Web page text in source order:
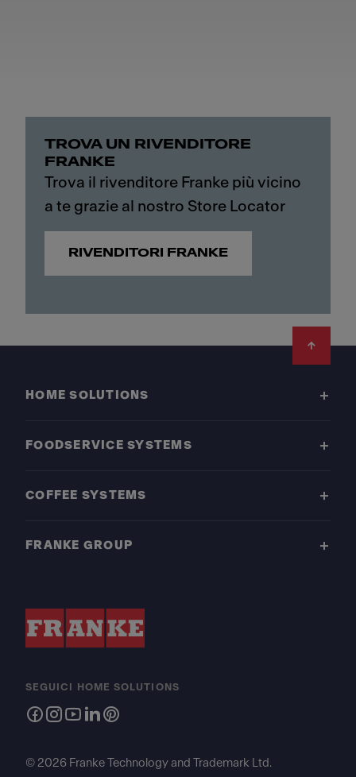
TROVA UN RIVENDITORE
FRANKE
Trova il rivenditore Franke più vicino
a te grazie al nostro Store Locator
RIVENDITORI FRANKE
HOME SOLUTIONS
FOODSERVICE SYSTEMS
COFFEE SYSTEMS
FRANKE GROUP
SEGUICI HOME SOLUTIONS
© 2026 Franke Technology and Trademark Ltd.